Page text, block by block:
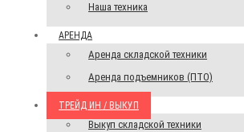
Наша техника
АРЕНДА
Аренда складской техники
Аренда подъемников (ПТО)
ТРЕЙД ИН / ВЫКУП
Выкуп складской техники